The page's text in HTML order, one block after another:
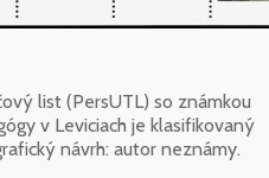
list (PersUTL) so známkou
v Leviciach je klasifikovaný
návrh: autor neznámy.